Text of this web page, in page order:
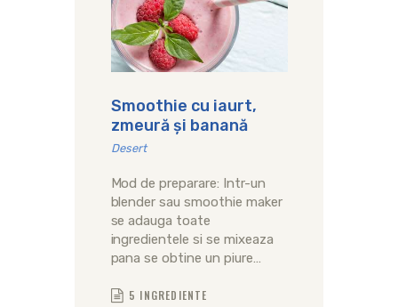
Smoothie cu iaurt,
zmeură și banană
Desert
Mod de preparare: Intr-un
blender sau smoothie maker
se adauga toate
ingredientele si se mixeaza
pana se obtine un piure…
5 INGREDIENTE